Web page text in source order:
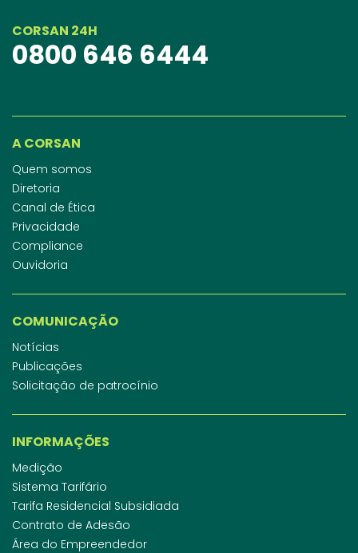
CORSAN 24H
0800 646 6444
A CORSAN
Quem somos
Diretoria
Canal de Ética
Privacidade
Compliance
Ouvidoria
COMUNICAÇÃO
Notícias
Publicações
Solicitação de patrocínio
INFORMAÇÕES
Medição
Sistema Tarifário
Tarifa Residencial Subsidiada
Contrato de Adesão
Área do Empreendedor